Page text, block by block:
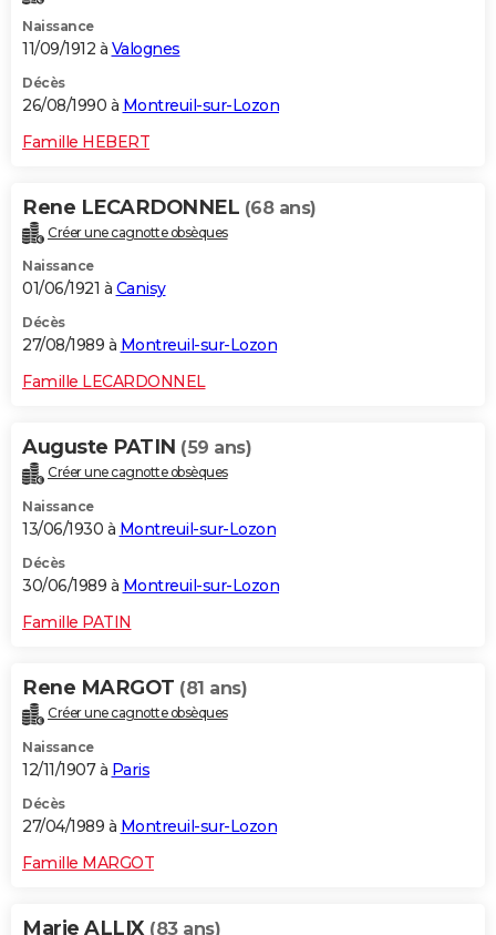
Naissance
11/09/1912 à Valognes
Décès
26/08/1990 à Montreuil-sur-Lozon
Famille HEBERT
Rene LECARDONNEL (68 ans)
Créer une cagnotte obsèques
Naissance
01/06/1921 à Canisy
Décès
27/08/1989 à Montreuil-sur-Lozon
Famille LECARDONNEL
Auguste PATIN (59 ans)
Créer une cagnotte obsèques
Naissance
13/06/1930 à Montreuil-sur-Lozon
Décès
30/06/1989 à Montreuil-sur-Lozon
Famille PATIN
Rene MARGOT (81 ans)
Créer une cagnotte obsèques
Naissance
12/11/1907 à Paris
Décès
27/04/1989 à Montreuil-sur-Lozon
Famille MARGOT
Marie ALLIX (83 ans)